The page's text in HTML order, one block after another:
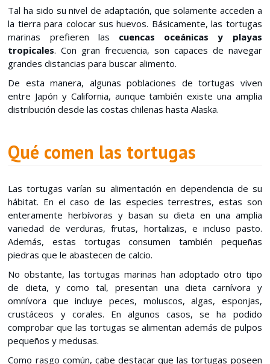
Tal ha sido su nivel de adaptación, que solamente acceden a
la tierra para colocar sus huevos. Básicamente, las tortugas
marinas prefieren las cuencas oceánicas y playas
tropicales. Con gran frecuencia, son capaces de navegar
grandes distancias para buscar alimento.
De esta manera, algunas poblaciones de tortugas viven
entre Japón y California, aunque también existe una amplia
distribución desde las costas chilenas hasta Alaska.
Qué comen las tortugas
Las tortugas varían su alimentación en dependencia de su
hábitat. En el caso de las especies terrestres, estas son
enteramente herbívoras y basan su dieta en una amplia
variedad de verduras, frutas, hortalizas, e incluso pasto.
Además, estas tortugas consumen también pequeñas
piedras que le abastecen de calcio.
No obstante, las tortugas marinas han adoptado otro tipo
de dieta, y como tal, presentan una dieta carnívora y
omnívora que incluye peces, moluscos, algas, esponjas,
crustáceos y corales. En algunos casos, se ha podido
comprobar que las tortugas se alimentan además de pulpos
pequeños y medusas.
Como rasgo común, cabe destacar que las tortugas poseen